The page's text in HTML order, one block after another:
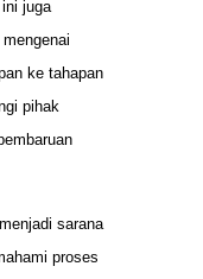
juga
ke tahapan
pihak
sarana
proses